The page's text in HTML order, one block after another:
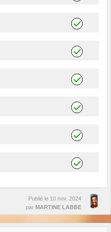
Publié le 10 nov. 2024
par MARTINE LABBE